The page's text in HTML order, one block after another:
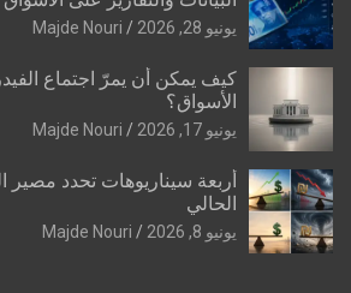
يونيو 28, 2026 Majde Nouri
كيف يمكن أن يمرّ اجتماع
الأسواق؟
يونيو 17, 2026 Majde Nouri
أربعة سيناريوهات تحدد مصير
الحالي
يونيو 8, 2026 Majde Nouri